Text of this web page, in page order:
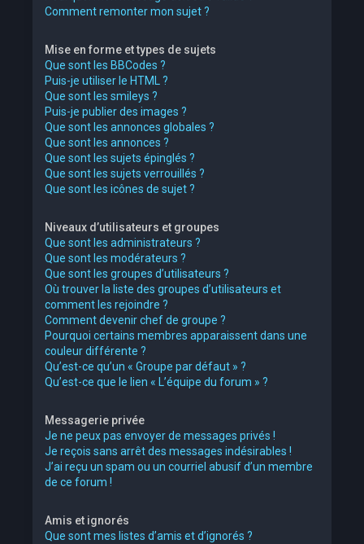
Comment remonter mon sujet ?
Mise en forme et types de sujets
Que sont les BBCodes ?
Puis-je utiliser le HTML ?
Que sont les smileys ?
Puis-je publier des images ?
Que sont les annonces globales ?
Que sont les annonces ?
Que sont les sujets épinglés ?
Que sont les sujets verrouillés ?
Que sont les icônes de sujet ?
Niveaux d’utilisateurs et groupes
Que sont les administrateurs ?
Que sont les modérateurs ?
Que sont les groupes d’utilisateurs ?
Où trouver la liste des groupes d’utilisateurs et
comment les rejoindre ?
Comment devenir chef de groupe ?
Pourquoi certains membres apparaissent dans une
couleur différente ?
Qu’est-ce qu’un « Groupe par défaut » ?
Qu’est-ce que le lien « L’équipe du forum » ?
Messagerie privée
Je ne peux pas envoyer de messages privés !
Je reçois sans arrêt des messages indésirables !
J’ai reçu un spam ou un courriel abusif d’un membre
de ce forum !
Amis et ignorés
Que sont mes listes d’amis et d’ignorés ?